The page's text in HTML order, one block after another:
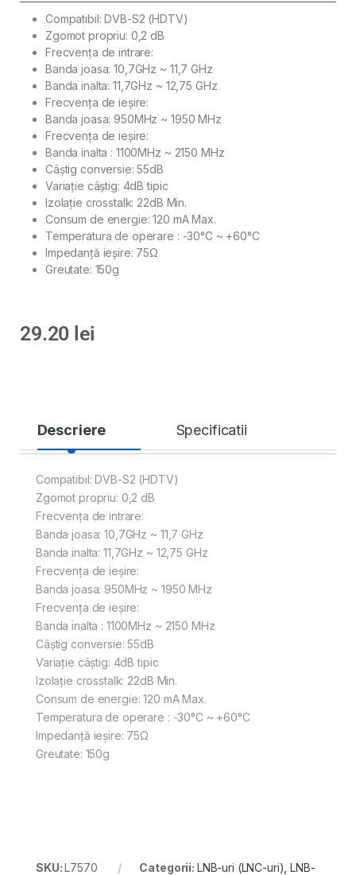
Compatibil: DVB-S2 (HDTV)
Zgomot propriu: 0,2 dB
Frecvenţa de intrare:
Banda joasa: 10,7GHz ~ 11,7 GHz
Banda inalta: 11,7GHz ~ 12,75 GHz
Frecvenţa de ieşire:
Banda joasa: 950MHz ~ 1950 MHz
Frecvenţa de ieşire:
Banda inalta : 1100MHz ~ 2150 MHz
Câştig conversie: 55dB
Variaţie câştig: 4dB tipic
Izolaţie crosstalk: 22dB Min.
Consum de energie: 120 mA Max.
Temperatura de operare : -30°C ~ +60°C
Impedanţă ieşire: 75Ω
Greutate: 150g
29.20 lei
Descriere Specificatii
Compatibil: DVB-S2 (HDTV)
Zgomot propriu: 0,2 dB
Frecvenţa de intrare:
Banda joasa: 10,7GHz ~ 11,7 GHz
Banda inalta: 11,7GHz ~ 12,75 GHz
Frecvenţa de ieşire:
Banda joasa: 950MHz ~ 1950 MHz
Frecvenţa de ieşire:
Banda inalta : 1100MHz ~ 2150 MHz
Câştig conversie: 55dB
Variaţie câştig: 4dB tipic
Izolaţie crosstalk: 22dB Min.
Consum de energie: 120 mA Max.
Temperatura de operare : -30°C ~ +60°C
Impedanţă ieşire: 75Ω
Greutate: 150g
SKU:L7570 Categorii: LNB-uri (LNC-uri) ,LNB-